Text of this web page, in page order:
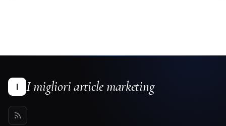
I I migliori article marketing